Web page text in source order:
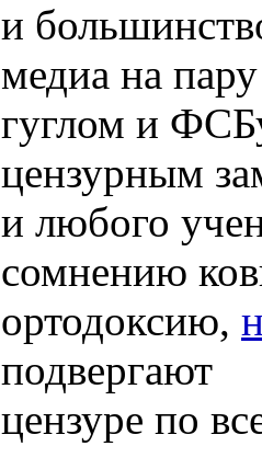
и
медиа на
гуглом и
цензурным
и любого
сомнению
ортодоксию,
подвергают
цензуре по